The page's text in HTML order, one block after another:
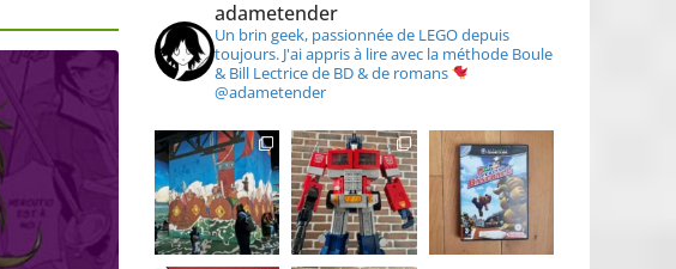
adametender
Un brin geek, passionnée de LEGO depuis
toujours. J'ai appris à lire avec la méthode Boule
& Bill Lectrice de BD & de romans
@adametender